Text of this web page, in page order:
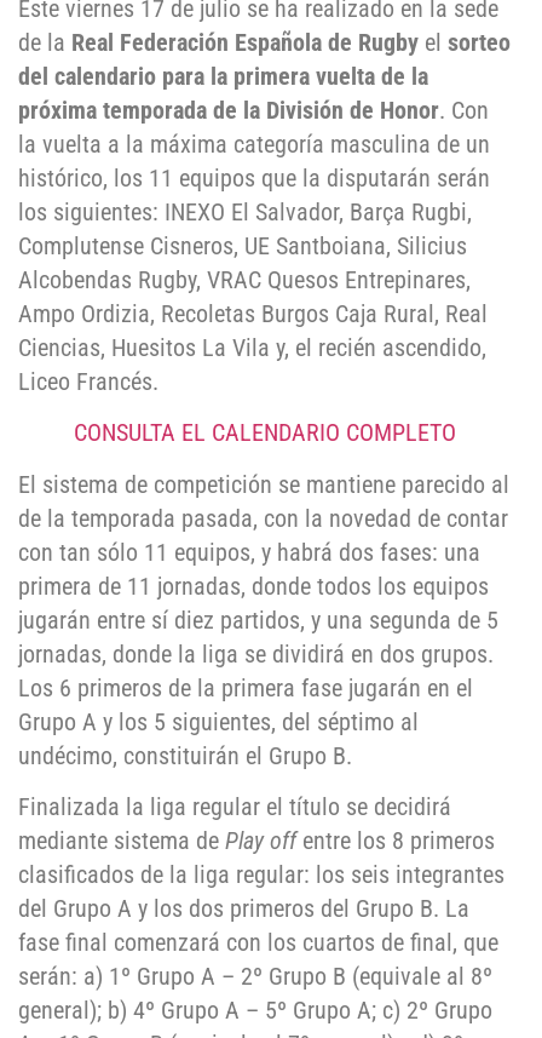
Este viernes 17 de julio se ha realizado en la sede
de la Real Federación Española de Rugby el sorteo
del calendario para la primera vuelta de la
próxima temporada de la División de Honor. Con
la vuelta a la máxima categoría masculina de un
histórico, los 11 equipos que la disputarán serán
los siguientes: INEXO El Salvador, Barça Rugbi,
Complutense Cisneros, UE Santboiana, Silicius
Alcobendas Rugby, VRAC Quesos Entrepinares,
Ampo Ordizia, Recoletas Burgos Caja Rural, Real
Ciencias, Huesitos La Vila y, el recién ascendido,
Liceo Francés.
CONSULTA EL CALENDARIO COMPLETO
El sistema de competición se mantiene parecido al
de la temporada pasada, con la novedad de contar
con tan sólo 11 equipos, y habrá dos fases: una
primera de 11 jornadas, donde todos los equipos
jugarán entre sí diez partidos, y una segunda de 5
jornadas, donde la liga se dividirá en dos grupos.
Los 6 primeros de la primera fase jugarán en el
Grupo A y los 5 siguientes, del séptimo al
undécimo, constituirán el Grupo B.
Finalizada la liga regular el título se decidirá
mediante sistema de Play offentre los 8 primeros
clasificados de la liga regular: los seis integrantes
del Grupo A y los dos primeros del Grupo B. La
fase final comenzará con los cuartos de final, que
serán: a) 1º Grupo A – 2º Grupo B (equivale al 8º
general); b) 4º Grupo A – 5º Grupo A; c) 2º Grupo